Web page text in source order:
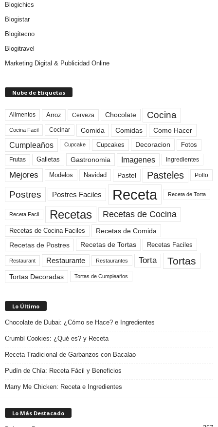
Blogichics
Blogistar
Blogitecno
Blogitravel
Marketing Digital & Publicidad Online
Nube de Etiquetas
Alimentos Arroz Cerveza Chocolate Cocina
Cocina Facil Cocinar Comida Comidas Como Hacer
Cumpleaños Cupcake Cupcakes Decoracion Fotos
Frutas Galletas Gastronomia Imagenes Ingredientes
Mejores Modelos Navidad Pastel Pasteles Pollo
Postres Postres Faciles Receta Receta de Torta
Receta Facil Recetas Recetas de Cocina
Recetas de Cocina Faciles
Recetas de Comida
Recetas de Postres
Recetas de Tortas Recetas Faciles
Restaurant Restaurante Restaurantes Torta Tortas
Tortas Decoradas Tortas de Cumpleaños
Lo Último
Chocolate de Dubai: ¿Cómo se Hace? e Ingredientes
Crumbl Cookies: ¿Qué es? y Receta
Receta Tradicional de Garbanzos con Bacalao
Pudín de Chía: Receta Fácil y Beneficios
Marry Me Chicken: Receta e Ingredientes
Lo Más Destacado